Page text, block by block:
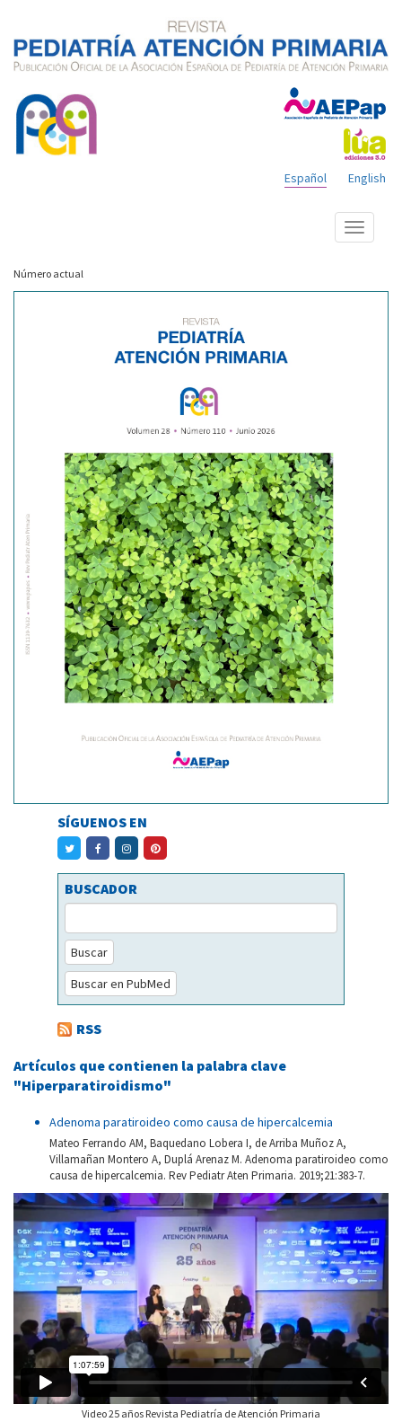
English
Español
Mostrar
menú
Número actual
SÍGUENOS EN
BUSCADOR
Buscar
Buscar en PubMed
RSS
Artículos que contienen la palabra clave
"Hiperparatiroidismo"
Adenoma paratiroideo como causa de hipercalcemia
Mateo Ferrando AM, Baquedano Lobera I, de Arriba Muñoz A,
Villamañan Montero A, Duplá Arenaz M. Adenoma paratiroideo como
causa de hipercalcemia. Rev Pediatr Aten Primaria. 2019;21:383-7.
Video 25 años Revista Pediatría de Atención Primaria